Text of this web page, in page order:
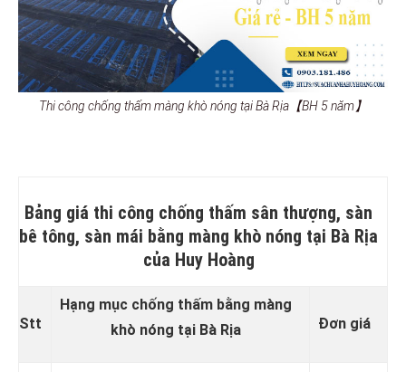
Thi công chống thấm màng khò nóng tại Bà Rịa【BH 5 năm】
Bảng giá thi công chống thấm sân thượng, sàn
bê tông, sàn mái bằng màng khò nóng tại Bà Rịa
của Huy Hoàng
Stt
Hạng mục chống thấm bằng màng
khò nóng tại Bà Rịa
Đơn giá